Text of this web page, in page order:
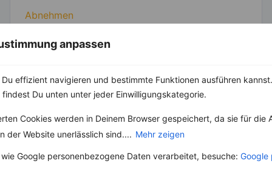
anpassen
effizient navigieren und bestimmte Funktionen ausführen
Du unten unter jeder Einwilligungskategorie.
Cookies werden in Deinem Browser gespeichert, da sie für die
der Website unerlässlich sind.... Mehr zeigen
Google personenbezogene Daten verarbeitet, besuche: Google
Abnehmen
Diäten
High Protein
Kräuter & Gewürze
Lebensmittel
Low Carb
Low Fat
Sport